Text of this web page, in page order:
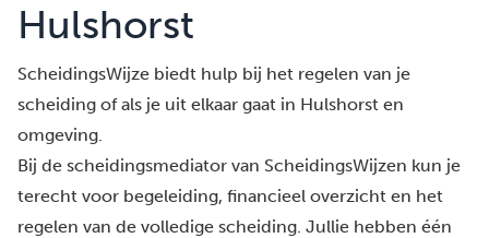
Hulshorst
ScheidingsWijze biedt hulp bij het regelen van je
scheiding of als je uit elkaar gaat in Hulshorst en
omgeving.
Bij de scheidingsmediator van ScheidingsWijzen kun je
terecht voor begeleiding, financieel overzicht en het
regelen van de volledige scheiding. Jullie hebben één